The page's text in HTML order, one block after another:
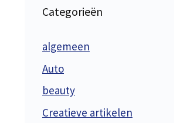
Categorieën
algemeen
Auto
beauty
Creatieve artikelen